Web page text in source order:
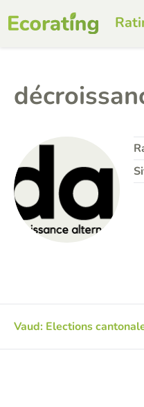
Vaud: Elections